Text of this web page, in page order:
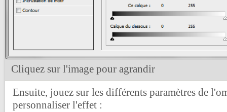
Cliquez sur l'image pour agrandir
Ensuite, jouez sur les différents paramètres de
personnaliser l'effet :